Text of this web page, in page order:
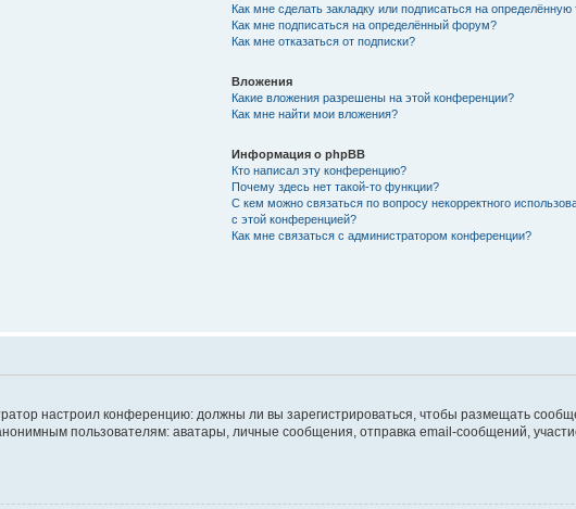
Как мне сделать закладку или подписаться на определённую
Как мне подписаться на определённый форум?
Как мне отказаться от подписки?
Вложения
Какие вложения разрешены на этой конференции?
Как мне найти мои вложения?
Информация о phpBB
Кто написал эту конференцию?
Почему здесь нет такой-то функции?
С кем можно связаться по вопросу некорректного
с этой конференцией?
Как мне связаться с администратором конференции?
настроил конференцию: должны ли вы зарегистрироваться, чтобы размещать
пользователям: аватары, личные сообщения, отправка email-сообщений,